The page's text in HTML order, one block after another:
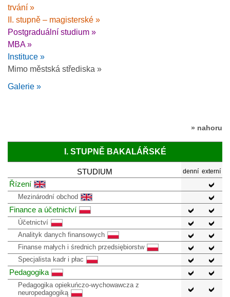
trvání »
II. stupně – magisterské »
Postgraduální studium »
MBA »
Instituce »
Mimo městská střediska »
Galerie »
» nahoru
I. STUPNĚ BAKALÁŘSKÉ
STUDIUM denní externí
Řízení
Mezinárodní obchod
Finance a účetnictví
Účetnictví
Analityk danych finansowych
Finanse małych i średnich przedsiębiorstw
Specjalista kadr i płac
Pedagogika
Pedagogika opiekuńczo-wychowawcza z
neuropedagogiką